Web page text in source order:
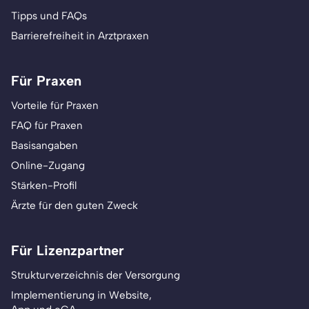
Tipps und FAQs
Barrierefreiheit in Arztpraxen
Für Praxen
Vorteile für Praxen
FAQ für Praxen
Basisangaben
Online-Zugang
Stärken-Profil
Ärzte für den guten Zweck
Für Lizenzpartner
Strukturverzeichnis der Versorgung
Implementierung in Website,